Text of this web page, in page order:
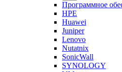
Программное
HPE
Huawei
Juniper
Lenovo
Nutatnix
SonicWall
SYNOLOGY